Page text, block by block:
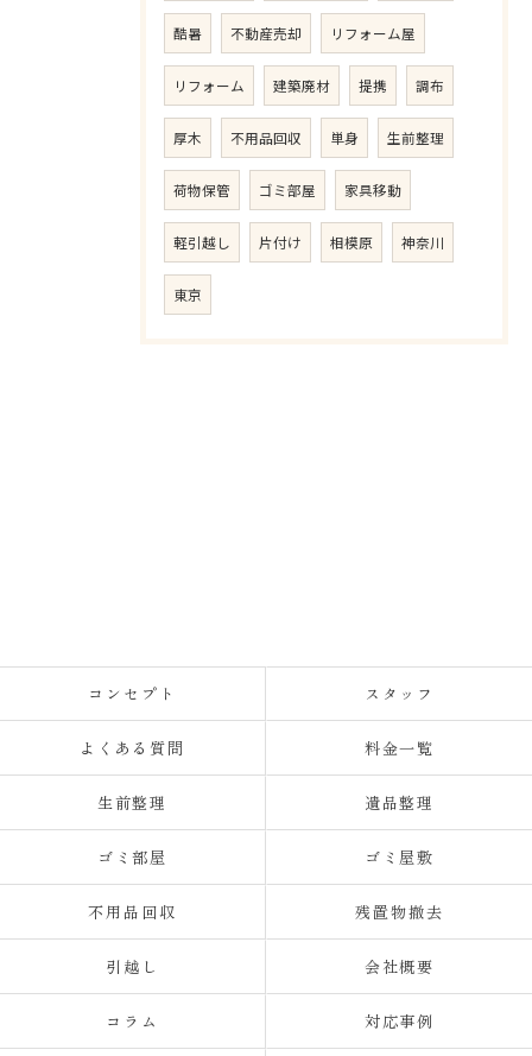
酷暑 不動産売却 リフォーム屋
リフォーム 建築廃材 提携 調布
厚木 不用品回収 単身 生前整理
荷物保管 ゴミ部屋 家具移動
軽引越し 片付け 相模原 神奈川
東京
コンセプト スタッフ
よくある質問 料金一覧
生前整理 遺品整理
ゴミ部屋 ゴミ屋敷
不用品回収 残置物撤去
引越し 会社概要
コラム 対応事例